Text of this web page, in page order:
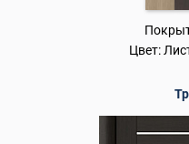
Цвет: